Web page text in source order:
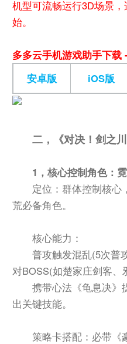
机型可流畅运行3D场景
始。
多多云手机游戏助手下载
安卓版
iOS版
二，《对决！剑之
1，核心控制角色：
定位：群体控制核心
荒必备角色。
核心能力：
普攻触发混乱(5次普
对BOSS(如楚家庄剑客、
携带心法《龟息决》
出关键技能。
策略卡搭配： 必带《